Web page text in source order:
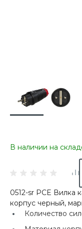
В наличии на
0512-sr PCE Вилка
корпус черный,
Количество